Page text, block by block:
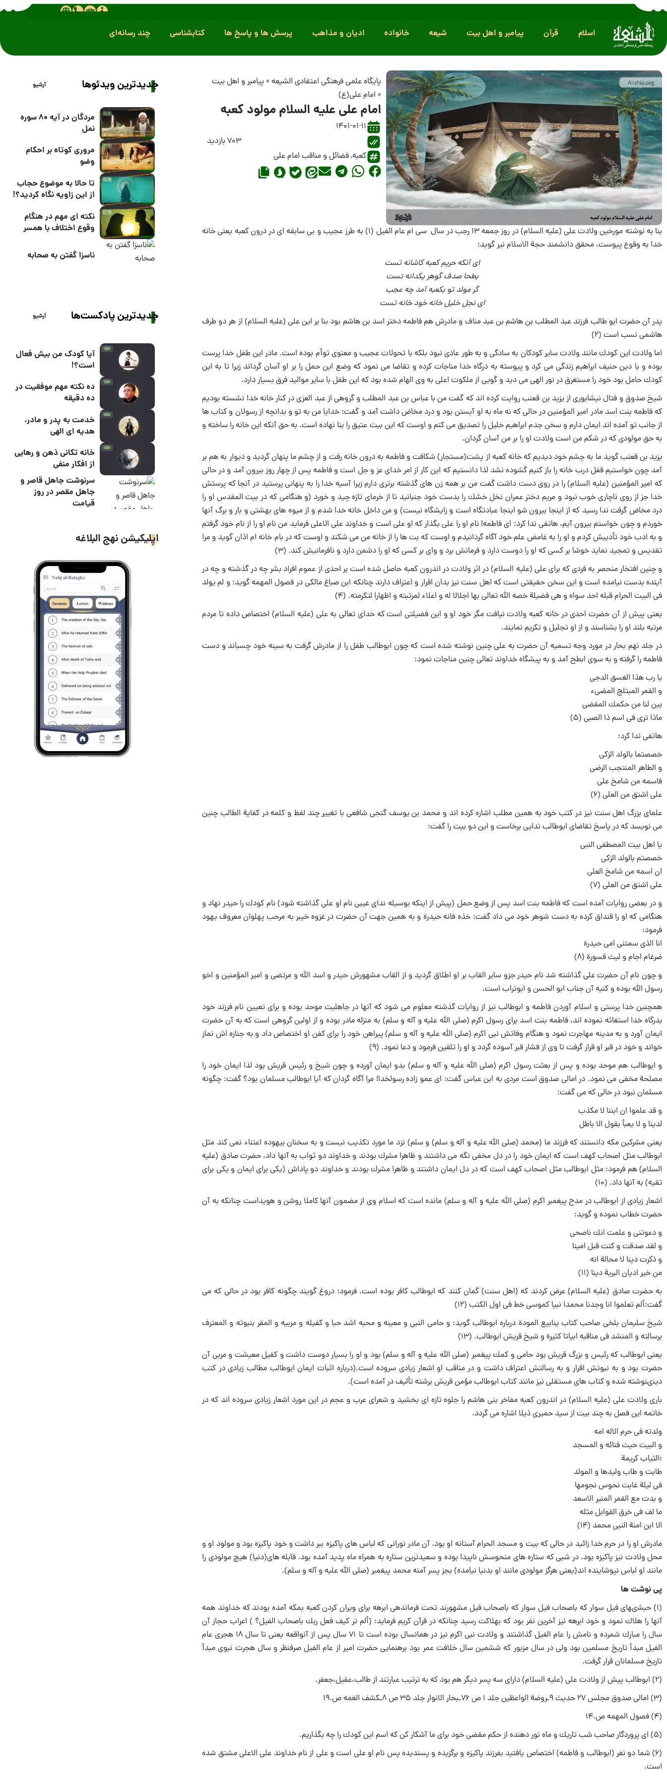
اسلام قرآن پیامبر و اهل بیت شیعه خانواده ادیان و مذاهب پرسش ها و پاسخ ها کتابشناسی چند رسانه‌ای
پایگاه علمی فرهنگی اعتقادی الشیعه »پیامبر و اهل بیت
» امام علی(ع)
امام علی علیه السلام مولود کعبه
1401-01-11
703 بازدید
کعبه,فضائل و مناقب امام علی
بنا به نوشته مورخین ولادت على (علیه السلام) در روز جمعه 13 رجب در سال سی ام عام الفیل (1) به طرز عجیب و بی سابقه‏ اى در درون كعبه یعنى خانه
خدا به وقوع پیوست، محقق دانشمند حجة الاسلام نیر گوید:
اى آنكه حریم كعبه كاشانه تست‏
بطحا صدف گوهر یكدانه تست‏
گر مولد تو بكعبه آمد چه عجب‏
اى نجل خلیل خانه خود خانه تست
پدر آن حضرت ابو طالب فرزند عبد المطلب بن هاشم بن عبد مناف و مادرش هم فاطمه دختر اسد بن هاشم بود بنا بر این على (علیه السلام) از هر دو طرف
هاشمى نسب است (2)
اما ولادت این كودك مانند ولادت سایر كودكان به سادگى و به طور عادى نبود بلكه با تحولات عجیب و معنوى توأم بوده است. مادر این طفل خدا پرست
بوده و با دین حنیف ابراهیم زندگى می كرد و پیوسته به درگاه خدا مناجات كرده و تقاضا می نمود كه وضع این حمل را بر او آسان گرداند زیرا تا به این
كودك حامل بود خود را مستغرق در نور الهى می دید و گویی از ملكوت اعلى به وى الهام شده بود كه این طفل با سایر موالید فرق بسیار دارد.
شیخ صدوق و فتال نیشابورى از یزید بن قعنب روایت كرده ‏اند كه گفت من با عباس بن عبد المطلب و گروهى از عبد العزى در كنار خانه خدا نشسته بودیم
كه فاطمه بنت اسد مادر امیر المؤمنین در حالی كه نه ماه به او آبستن بود و درد مخاض داشت آمد و گفت: خدایا من به تو و بدانچه از رسولان و كتاب ها
از جانب تو آمده ‏اند ایمان دارم و سخن جدم ابراهیم خلیل را تصدیق می كنم و اوست كه این بیت عتیق را بنا نهاده است. به حق آنكه این خانه را ساخته و
به حق مولودى كه در شكم من است ولادت او را بر من آسان گردان.
یزید بن قعنب گوید ما به چشم خود دیدیم كه خانه كعبه از پشت(مستجار) شكافت و فاطمه به درون خانه رفت و از چشم ما پنهان گردید و دیوار به هم بر
آمد چون خواستیم قفل درب خانه را باز كنیم گشوده نشد لذا دانستیم كه این كار از امر خداى عز و جل است و فاطمه پس از چهار روز بیرون آمد و در حالی
كه امیر المؤمنین (علیه السلام) را در روى دست داشت گفت من بر همه زن هاى گذشته برترى دارم زیرا آسیه خدا را به پنهانى پرستید در آنجا كه پرستش
خدا جز از روى ناچارى خوب نبود و مریم دختر عمران نخل خشك را بدست خود جنبانید تا از خرماى تازه چید و خورد (و هنگامی كه در بیت المقدس او را
درد مخاض گرفت ندا رسید كه از اینجا بیرون شو اینجا عبادتگاه است و زایشگاه نیست) و من داخل خانه خدا شدم و از میوه ‏هاى بهشتى و بار و برگ آنها
خوردم و چون خواستم بیرون آیم، هاتفى ندا كرد: اى فاطمه! نام او را على بگذار كه او على است و خداوند على الاعلى فرماید من نام او را از نام خود گرفتم
و به ادب خود تأدیبش كردم و او را به غامض علم خود آگاه گردانیدم و اوست كه بت ها را از خانه من می شكند و اوست كه در بام خانه‏ ام اذان گوید و مرا
تقدیس و تمجید نماید خوشا بر كسی كه او را دوست دارد و فرمانش برد و واى بر كسى كه او را دشمن دارد و نافرمانیش كند. (3)
و چنین افتخار منحصر به فردى كه براى على (علیه السلام) در اثر ولادت در اندرون كعبه حاصل شده است بر احدى از عموم افراد بشر چه در گذشته و چه در
آینده بدست نیامده است و این سخن حقیقتى است كه اهل سنت نیز بدان اقرار و اعتراف دارند چنانكه ابن صباغ مالكى در فصول المهمه گوید: و لم یولد
فى البیت الحرام قبله احد سواه و هى فضیلة خصه الله تعالى بها اجلالا له و اعلاء لمرتبته و اظهارا لتكرمته. (4)
یعنى پیش از آن حضرت احدى در خانه كعبه ولادت نیافت مگر خود او و این فضیلتى است كه خداى تعالى به على (علیه السلام) اختصاص داده تا مردم
مرتبه بلند او را بشناسند و از او تجلیل و تكریم نمایند.
در جلد نهم بحار در مورد وجه تسمیه آن حضرت به على چنین نوشته شده است كه چون ابوطالب طفل را از مادرش گرفت به سینه خود چسباند و دست
فاطمه را گرفته و به سوى ابطح آمد و به پیشگاه خداوند تعالى چنین مناجات نمود:
یا رب هذا الغسق الدجى‏
و القمر المبتلج المضى‏ء
بین لنا من حكمك المقضى‏
ماذا ترى فى اسم ذا الصبى (5)
هاتفى ندا كرد:
خصصتما بالولد الزكى‏
و الطاهر المنتجب الرضى‏
فاسمه من شامخ على‏
على اشتق من العلى (6)
علماى بزرگ اهل سنت نیز در كتب خود به همین مطلب اشاره كرده ‏اند و محمد بن یوسف گنجى شافعى با تغییر چند لفظ و كلمه در كفایة الطالب چنین
می نویسد كه در پاسخ تقاضاى ابوطالب ندایی برخاست و این دو بیت را گفت:
یا اهل بیت المصطفى النبى‏
خصصتم بالولد الزكى‏
ان اسمه من شامخ العلى‏
على اشتق من العلى (7)
و در بعضى روایات آمده است كه فاطمه بنت اسد پس از وضع حمل (پیش از اینكه بوسیله نداى غیبى نام او على گذاشته شود) نام كودك را حیدر نهاد و
هنگامی كه او را قنداق كرده به دست شوهر خود می داد گفت: خذه فانه حیدرة و به همین جهت آن حضرت در غزوه خیبر به مرحب پهلوان معروف یهود
فرمود:
انا الذى سمتنى امى حیدرة
ضرغام اجام و لیث قسورة (8)
و چون نام آن حضرت على گذاشته شد نام حیدر جزو سایر القاب بر او اطلاق گردید و از القاب مشهورش حیدر و اسد الله و مرتضى و امیر المؤمنین و اخو
رسول الله بوده و كنیه آن جناب ابو الحسن و ابوتراب است.
همچنین خدا پرستى و اسلام آوردن فاطمه و ابوطالب نیز از روایات گذشته معلوم می شود كه آنها در جاهلیت موحد بوده و براى تعیین نام فرزند خود
بدرگاه خدا استغاثه نموده ‏اند، فاطمه بنت اسد براى رسول اكرم (صلى الله علیه و آله و سلم) به منزله مادر بوده و از اولین گروهى است كه به آن حضرت
ایمان آورد و به مدینه مهاجرت نمود و هنگام وفاتش نبى اكرم (صلى الله علیه و آله و سلم) پیراهن خود را براى كفن او اختصاص داد و به جنازه اش نماز
خواند و خود در قبر او قرار گرفت تا وى از فشار قبر آسوده گردد و او را تلقین فرمود و دعا نمود. (9)
و ابوطالب هم موحد بوده و پس از بعثت رسول اكرم (صلى الله علیه و آله و سلم) بدو ایمان آورده و چون شیخ و رئیس قریش بود لذا ایمان خود را
مصلحة مخفى می نمود. در امالى صدوق است مردى به ابن عباس گفت: اى عمو زاده رسولخدا! مرا آگاه گردان كه آیا ابوطالب مسلمان بود؟ گفت: چگونه
مسلمان نبود در حالی كه می گفت:
و قد علموا ان ابننا لا مكذب‏
لدینا و لا یعبأ بقول الا باطل
یعنى مشركین مكه دانستند كه فرزند ما (محمد (صلى الله علیه و آله و سلم) و سلم) نزد ما مورد تكذیب نیست و به سخنان بیهوده اعتناء نمی كند مثل
ابوطالب مثل اصحاب كهف است كه ایمان خود را در دل مخفى نگه می داشتند و ظاهرا مشرك بودند و خداوند دو ثواب به آنها داد، حضرت صادق (علیه
السلام) هم فرمود: مثل ‏ابوطالب مثل اصحاب كهف است كه در دل ایمان داشتند و ظاهرا مشرك بودند و خداوند دو پاداش (یكى براى ایمان و یكى براى
تقیه) به آنها داد. (10)
اشعار زیادى از ابوطالب در مدح پیغمبر اكرم (صلى الله علیه و آله و سلم) مانده است كه اسلام وى از مضمون آنها كاملا روشن و هویداست چنانكه به آن
حضرت خطاب نموده و گوید:
و دعوتنى و علمت انك ناصحى‏
و لقد صدقت و كنت قبل امینا
و ذكرت دینا لا محالة انه‏
من خیر ادیان البریة دینا (11)
به حضرت صادق (علیه السلام) عرض كردند كه (اهل سنت) گمان كنند كه ابوطالب كافر بوده است. فرمود: دروغ گویند چگونه كافر بود در حالی كه می
گفت:ألم تعلموا انا وجدنا محمدا نبیا كموسى خط فى اول الكتب (12)
شیخ سلیمان بلخى صاحب كتاب ینابیع المودة درباره ابوطالب گوید: و حامى النبى و معینه و محبه اشد حبا و كفیله و مربیه و المقر بنبوته و المعترف
برسالته و المنشد فى مناقبه ابیاتا كثیرة و شیخ قریش ابوطالب. (13)
یعنى ابوطالب كه رئیس و بزرگ قریش بود حامى و كمك پیغمبر (صلى الله علیه و آله و سلم) بود و او را بسیار دوست داشت و كفیل معیشت و مربى آن
حضرت بود و به نبوتش اقرار و به رسالتش اعتراف داشت و در مناقب او اشعار زیادى سروده است.(درباره اثبات ایمان ابوطالب مطالب زیادى در كتب
دینى‏نوشته شده و كتاب هاى مستقلى نیز مانند كتاب ابوطالب مؤمن قریش برشته تألیف در آمده است).
بارى ولادت على (علیه السلام) در اندرون كعبه مفاخر بنى هاشم را جلوه تازه‏ اى بخشید و شعراى عرب و عجم در این مورد اشعار زیادى سروده ‏اند كه در
خاتمه این فصل به چند بیت از سید حمیرى ذیلا اشاره می گردد.
ولدته فى حرم الاله امه‏
و البیت حیث فنائه و المسجد
؛الثیاب كریمة
طابت و طاب ولیدها و المولد
فى لیلة غابت نحوس نجومها
و بدت مع القمر المنیر الاسعد
ما لف فى خرق القوابل مثله‏
الا ابن امنة النبى محمد (14)
مادرش او را در حرم خدا زائید در حالی كه بیت و مسجد الحرام آستانه او بود. آن مادر نورانى كه لباس هاى پاكیزه ببر داشت و خود پاكیزه بود و مولود او و
محل ولادت نیز پاكیزه بود. در شبى كه ستاره ‏هاى منحوسش ناپیدا بوده و سعیدترین ستاره به همراه ماه پدید آمده بود. قابله‏ هاى(دنیا) هیچ مولودى را
مانند او لباس نپوشاینده ‏اند(یعنى هرگز مولودى مانند او بدنیا نیامده) بجز پسر آمنه محمد پیغمبر (صلى الله علیه و آله و سلم).
پى‏ نوشت ها
(1) حبشى‏هاى فیل سوار كه باصحاب فیل سوار كه باصحاب فیل مشهورند تحت فرماندهى ابرهه براى ویران كردن كعبه بمكه آمده بودند كه خداوند همه
آنها را هلاك نمود و خود ابرهه نیز آخرین نفر بود كه بهلاكت رسید چنانكه در قرآن كریم فرماید: (ألم تر كیف فعل ربك باصحاب الفیل؟ ) اعراب حجاز آن
سال را مبارك شمرده و نامش را عام الفیل گذاشتند و ولادت نبى اكرم نیز در همانسال بوده است تا 71 سال پس از آنواقعه یعنى تا سال 18 هجرى عام
الفیل مبدأ تاریخ مسلمین بود ولى در سال مزبور كه ششمین سال خلافت عمر بود برهنمایی حضرت امیر از عام الفیل صرفنظر و سال هجرت نبوى مبدأ
تاریخ مسلمانان قرار گرفت.
(2) ابوطالب پیش از ولادت على (علیه السلام) داراى سه پسر دیگر هم بود كه به ترتیب عبارتند از طالب،عقیل،جعفر.
(3) امالى صدوق مجلس 27 حدیث 9ـروضة الواعظین جلد 1 ص 76ـبحار الانوار جلد 35 ص 8ـكشف الغمه ص.19
(4) فصول المهمه ص.14
(5) اى پروردگار صاحب شب تاریك و ماه نور دهنده از حكم مقضى خود براى ما آشكار كن كه اسم این كودك را چه بگذاریم.
(6) شما دو نفر (ابوطالب و فاطمه) اختصاص یافتید بفرزند پاكیزه و برگزیده و پسندیده پس نام او على است و على از نام خداوند على الاعلى مشتق شده
است.
جدیدترین ویدئوها آرشیو
مردگان در آیه 80 سوره
نمل
مروری کوتاه بر احکام
وضو
تا حالا به موضوع حجاب
از این زاویه نگاه کردید؟!
نکته ای مهم در هنگام
وقوع اختلاف با همسر
ناسزا گفتن به صحابه
جدیدترین پادکست‌ها آرشیو
آیا کودک من بیش فعال
است؟!
ده نکته مهم موفقیت در
ده دقیقه
خدمت به پدر و مادر،
هدیه ای الهی
خانه تکانی ذهن و رهایی
از افکار منفی
سرنوشت جاهل قاصر و
جاهل مقصر در روز
قیامت
اپلیکیشن نهج البلاغه